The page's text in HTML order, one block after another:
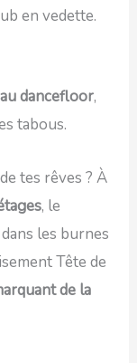
en vedette.
dancefloor,
tabous.
tes rêves ? À
, le
les burnes
Tête de
de la